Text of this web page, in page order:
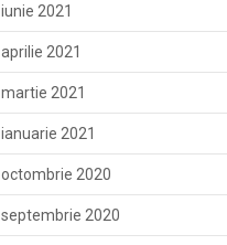
iunie 2021
aprilie 2021
martie 2021
ianuarie 2021
octombrie 2020
septembrie 2020